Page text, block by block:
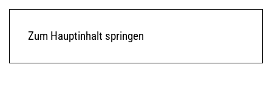
Zum Hauptinhalt springen